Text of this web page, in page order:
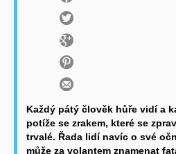
Každý pátý člověk hůře vidí a
potíže se zrakem, které se
trvalé. Řada lidí navíc o své
může za volantem znamenat